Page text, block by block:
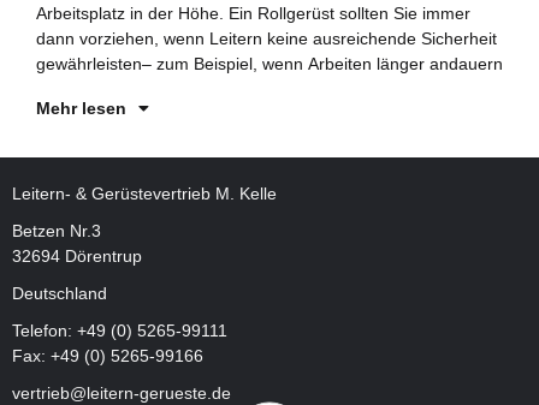
Arbeitsplatz in der Höhe. Ein Rollgerüst sollten Sie immer
dann vorziehen, wenn Leitern keine ausreichende Sicherheit
gewährleisten– zum Beispiel, wenn Arbeiten länger andauern
gearbeitet wird und daher eine große Arbeitsfläche für
Personen und Material benötigt wird. Gerne beraten wir Sie
Mehr lesen
Leitern- & Gerüstevertrieb M. Kelle
Betzen Nr.3
32694 Dörentrup
Deutschland
Telefon: +49 (0) 5265-99111
Fax: +49 (0) 5265-99166
vertrieb@leitern-gerueste.de